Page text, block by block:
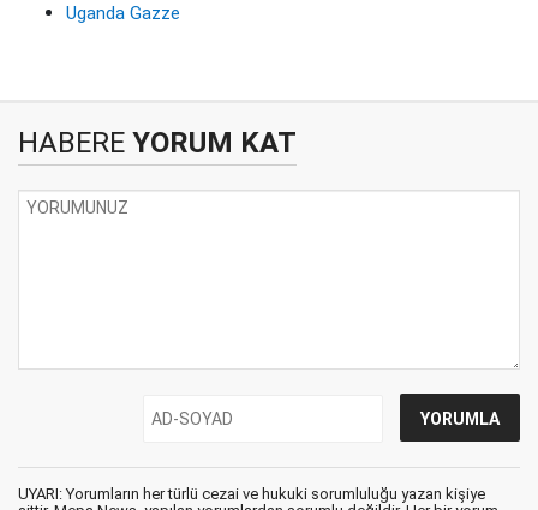
Uganda Gazze
HABERE YORUM KAT
UYARI: Yorumların her türlü cezai ve hukuki sorumluluğu yazan kişiye